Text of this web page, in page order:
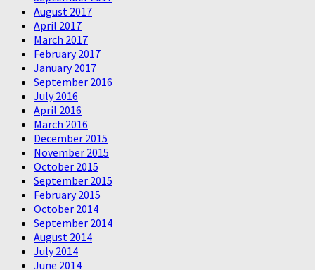
August 2017
April 2017
March 2017
February 2017
January 2017
September 2016
July 2016
April 2016
March 2016
December 2015
November 2015
October 2015
September 2015
February 2015
October 2014
September 2014
August 2014
July 2014
June 2014